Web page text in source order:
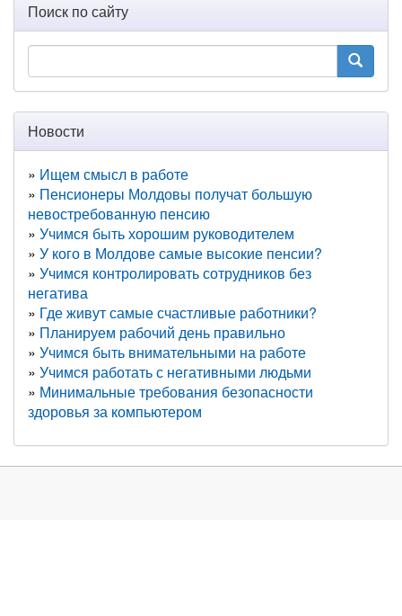
Поиск по сайту
Новости
Ищем смысл в работе
Пенсионеры Молдовы получат большую
невостребованную пенсию
Учимся быть хорошим руководителем
У кого в Молдове самые высокие пенсии?
Учимся контролировать сотрудников без
негатива
Где живут самые счастливые работники?
Планируем рабочий день правильно
Учимся быть внимательными на работе
Учимся работать с негативными людьми
Минимальные требования безопасности
здоровья за компьютером